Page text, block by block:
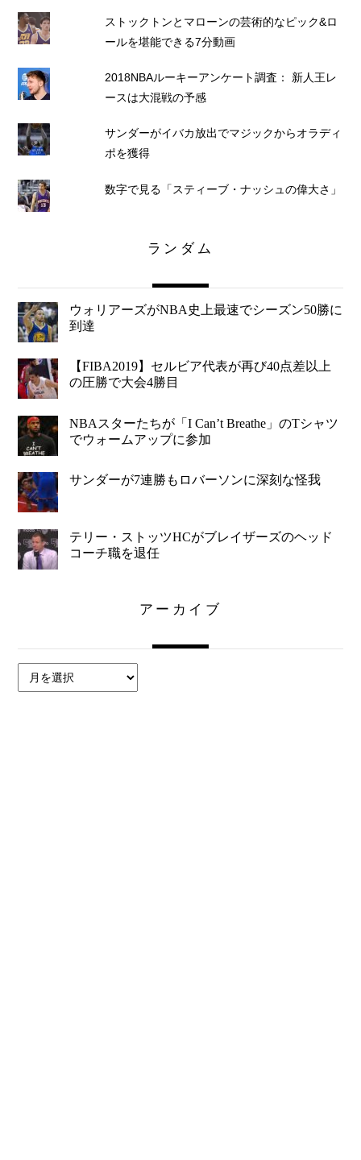
ストックトンとマローンの芸術的なピック&ロ
ールを堪能できる7分動画
2018NBAルーキーアンケート調査： 新人王レ
ースは大混戦の予感
サンダーがイバカ放出でマジックからオラディ
ポを獲得
数字で見る「スティーブ・ナッシュの偉大さ」
ランダム
ウォリアーズがNBA史上最速でシーズン50勝に
到達
【FIBA2019】セルビア代表が再び40点差以上
の圧勝で大会4勝目
NBAスターたちが「I Can’t Breathe」のTシャツ
でウォームアップに参加
サンダーが7連勝もロバーソンに深刻な怪我
テリー・ストッツHCがブレイザーズのヘッド
コーチ職を退任
アーカイブ
ー